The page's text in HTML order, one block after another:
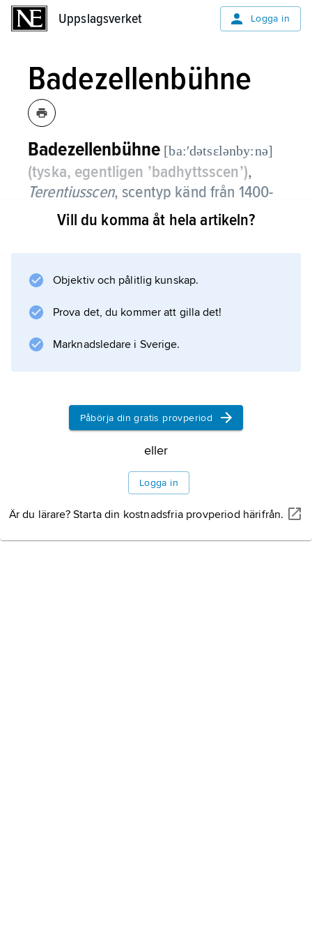
Uppslagsverket Logga in
Badezellenbühne
Badezellenbühne [ba:ʹdətsɛlənby:nə]
(tyska, egentligen ’badhyttsscen’),
Terentiusscen, scentyp känd från 1400-
och 1500-talsutgåvor av Terentius
och genom ett ramverk sammanbundna
bostäder.
Vill du komma åt hela artikeln?
Objektiv och pålitlig kunskap.
Prova det, du kommer att gilla det!
Marknadsledare i Sverige.
Påbörja din gratis provperiod
eller
Logga in
Är du lärare? Starta din kostnadsfria provperiod härifrån.